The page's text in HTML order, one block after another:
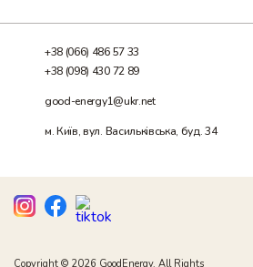
+38 (066) 486 57 33
+38 (098) 430 72 89
good-energy1@ukr.net
м. Київ, вул. Васильківська, буд. 34
Copyright © 2026 GoodEnergy. All Rights